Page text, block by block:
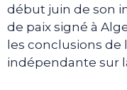
début juin de son
de paix signé à
les conclusions
indépendante sur